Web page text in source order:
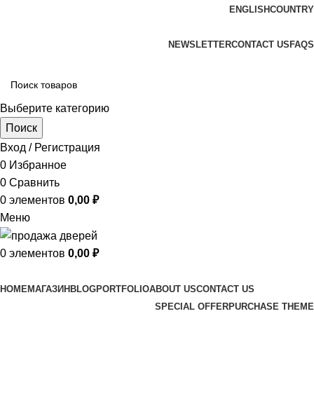
ENGLISHCOUNTRY
NEWSLETTERCONTACT US FAQS
Выберите категорию
Поиск
Вход / Регистрация
0 Избранное
0 Сравнить
0 элементов 0,00 ₽
Меню
0 элементов 0,00 ₽
HOMEМАГАЗИН BLOGPORTFOLIOABOUT USCONTACT US
SPECIAL OFFERPURCHASE THEME